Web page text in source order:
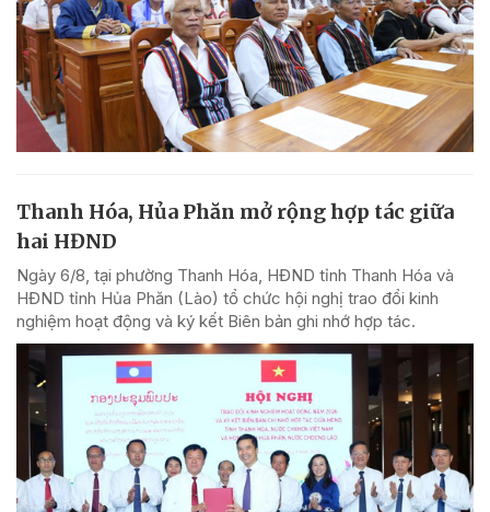
Thanh Hóa, Hủa Phăn mở rộng hợp tác giữa
hai HĐND
Ngày 6/8, tại phường Thanh Hóa, HĐND tỉnh Thanh Hóa và
HĐND tỉnh Hủa Phăn (Lào) tổ chức hội nghị trao đổi kinh
nghiệm hoạt động và ký kết Biên bản ghi nhớ hợp tác.